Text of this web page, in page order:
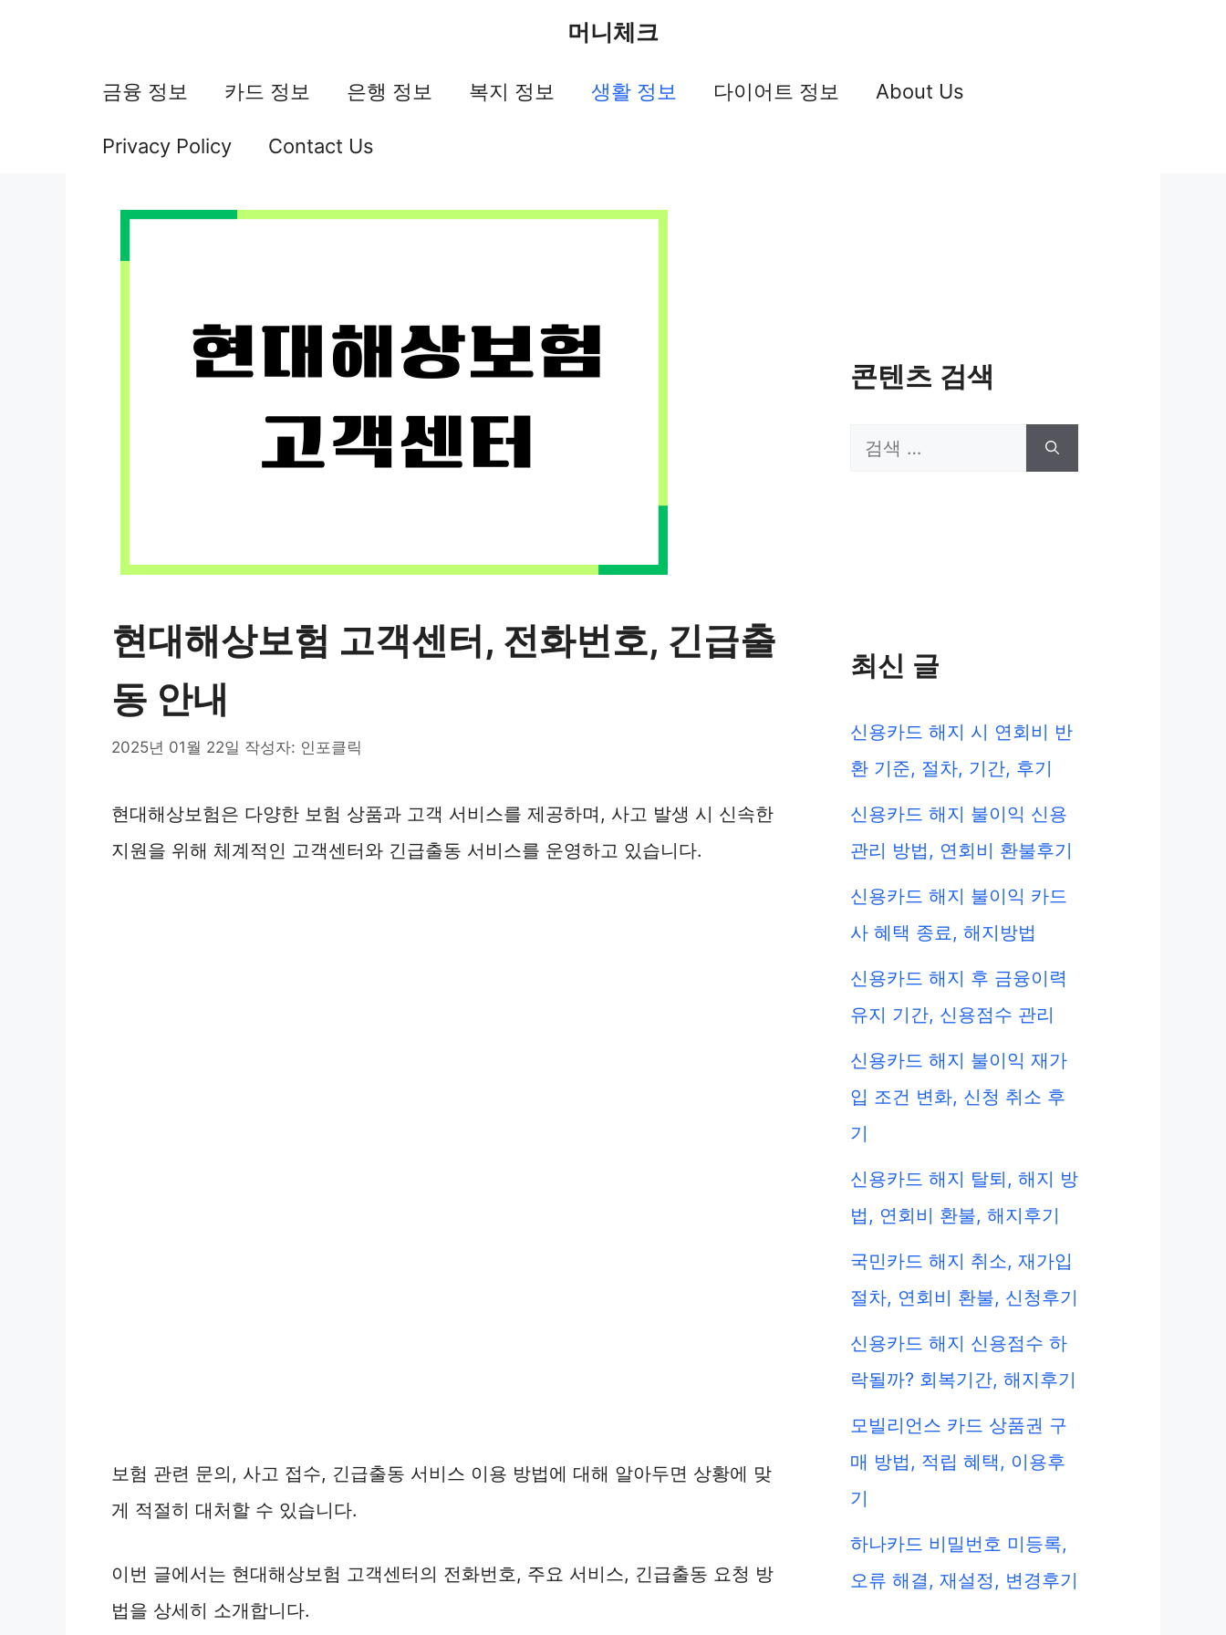
머니체크
금융 정보 카드 정보 은행 정보 복지 정보 생활 정보 다이어트 정보 About Us
Privacy Policy Contact Us
현대해상보험 고객센터, 전화번호, 긴급출
동 안내
2025년 01월 22일 작성자: 인포클릭
현대해상보험은 다양한 보험 상품과 고객 서비스를 제공하며, 사고 발생 시 신속한
지원을 위해 체계적인 고객센터와 긴급출동 서비스를 운영하고 있습니다.
보험 관련 문의, 사고 접수, 긴급출동 서비스 이용 방법에 대해 알아두면 상황에 맞
게 적절히 대처할 수 있습니다.
이번 글에서는 현대해상보험 고객센터의 전화번호, 주요 서비스, 긴급출동 요청 방
법을 상세히 소개합니다.
콘텐츠 검색
검
최신 글
신용카드 해지 시 연회비 반
환 기준, 절차, 기간, 후기
신용카드 해지 불이익 신용
관리 방법, 연회비 환불후기
신용카드 해지 불이익 카드
사 혜택 종료, 해지방법
신용카드 해지 후 금융이력
유지 기간, 신용점수 관리
신용카드 해지 불이익 재가
입 조건 변화, 신청 취소 후
기
신용카드 해지 탈퇴, 해지 방
법, 연회비 환불, 해지후기
국민카드 해지 취소, 재가입
절차, 연회비 환불, 신청후기
신용카드 해지 신용점수 하
락될까? 회복기간, 해지후기
모빌리언스 카드 상품권 구
매 방법, 적립 혜택, 이용후
기
하나카드 비밀번호 미등록,
오류 해결, 재설정, 변경후기